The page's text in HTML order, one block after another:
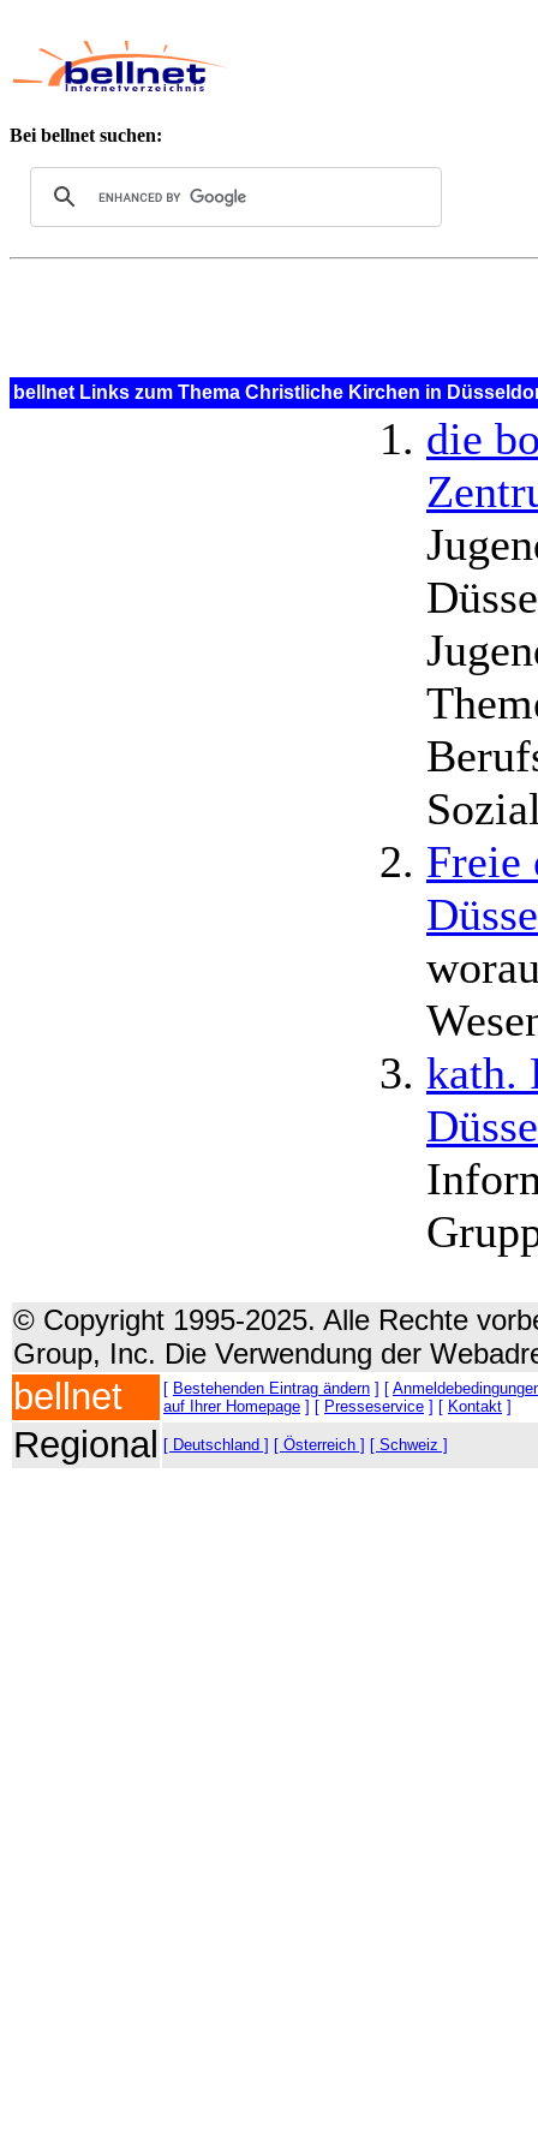
Bei bellnet suchen:
bellnet Links zum Thema Christliche Kirchen in
die
Freie
kath.
© Copyright 1995-2025. Alle Rechte
Group, Inc. Die Verwendung der
bellnet [ Bestehenden Eintrag ändern ] [
auf Ihrer Homepage ] [ Presseservice ] [ Kontakt ]
Regional [ Deutschland ] [ Österreich ] [ Schweiz ]